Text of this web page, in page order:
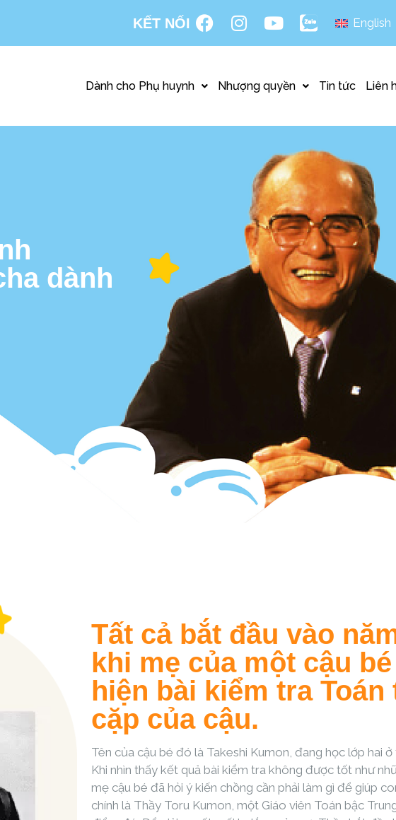
KẾT NỐI English
Dành cho Phụ huynh Nhượng quyền Tin tức Liên
dành
Tất cả bắt đầu vào
khi mẹ của một cậu
hiện bài kiểm tra Toán
cặp của cậu.
Tên của cậu bé đó là Takeshi Kumon, đang học lớp hai
Khi nhìn thấy kết quả bài kiểm tra không được tốt như
mẹ cậu bé đã hỏi ý kiến chồng cần phải làm gì để giúp
chính là Thầy Toru Kumon, một Giáo viên Toán bậc